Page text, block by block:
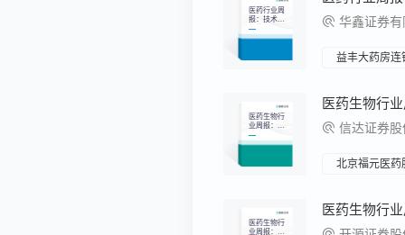
医药行业周
报：技术加
持稳定原料
药出口竞争
华鑫证券有限
益丰大药房连
医药生物行
业周报：持
续布局AI医
疗应用和创
信达证券股份
北京福元医药
医药生物行
业周报：减